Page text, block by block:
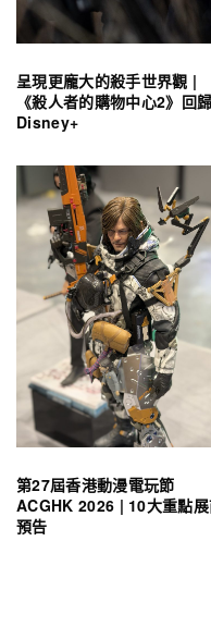
呈現更龐大的殺手世界觀 |
《殺人者的購物中心2》回歸
Disney+
第27屆香港動漫電玩節
ACGHK 2026 | 10大重點
預告